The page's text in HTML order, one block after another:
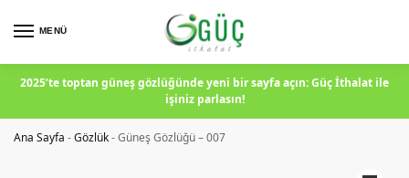
MENÜ
2025’te toptan güneş gözlüğünde yeni bir sayfa açın: Güç İthalat ile
işiniz parlasın!
Ana Sayfa -Gözlük-Güneş Gözlüğü – 007